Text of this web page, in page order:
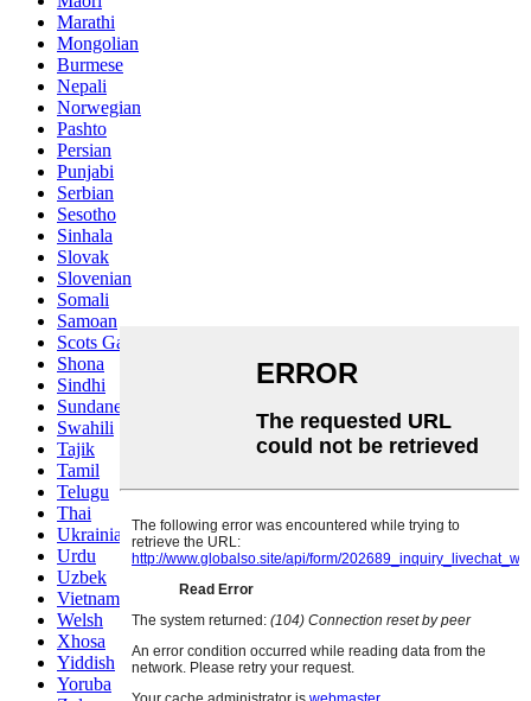
Marathi
Mongolian
Burmese
Nepali
Norwegian
Pashto
Persian
Punjabi
Serbian
Sesotho
Sinhala
Slovak
Slovenian
Somali
Samoan
Scots Gaelic
Shona
Sindhi
Sundanese
Swahili
Tajik
Tamil
Telugu
Thai
Ukrainian
Urdu
Uzbek
Vietnamese
Welsh
Xhosa
Yiddish
Yoruba